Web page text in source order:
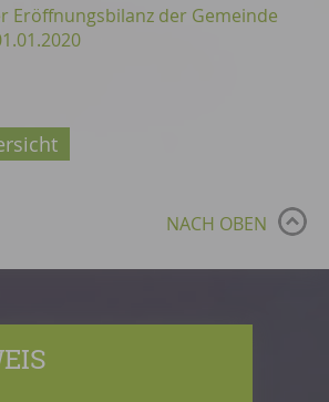
Eröffnungsbilanz der Gemeinde
NACH OBEN